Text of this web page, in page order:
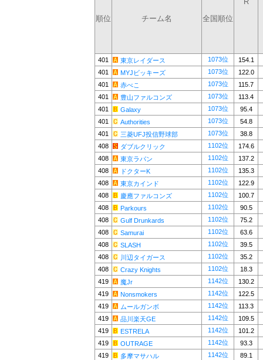
順位 チーム名 全国順位
401 東京レイダース 1073位
154.1
401
MYJビッキーズ 1073位
122.0
401
赤べこ 1073位
115.7
401
豊山ファルコンズ 1073位
113.4
401
Galaxy 1073位
95.4
401
Authorities 1073位
54.8
401
三菱UFJ投信野球部 1073位
38.8
408
ダブルクリック 1102位
174.6
408
東京ラパン 1102位
137.2
408
ドクターK 1102位
135.3
408
東京カインド 1102位
122.9
408
慶應ファルコンズ 1102位
100.7
408
Parkours 1102位
90.5
408
Gulf Drunkards 1102位
75.2
408
Samurai 1102位
63.6
408
SLASH 1102位
39.5
408
川辺タイガース 1102位
35.2
408
Crazy Knights 1102位
18.3
419
魔Jr 1142位
130.2
419
Nonsmokers 1142位
122.5
419
ムールガンボ 1142位
113.3
419
品川楽天GE 1142位
109.5
419
ESTRELA 1142位
101.2
419
OUTRAGE 1142位
93.3
419
多摩マサハル 1142位
89.1